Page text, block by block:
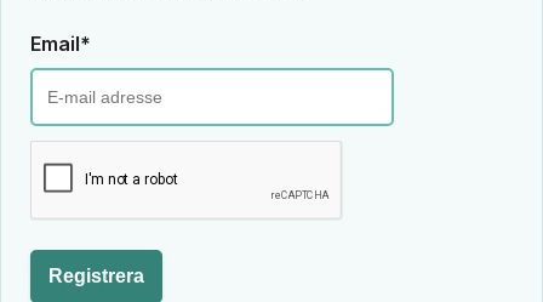
Email*
Registrera